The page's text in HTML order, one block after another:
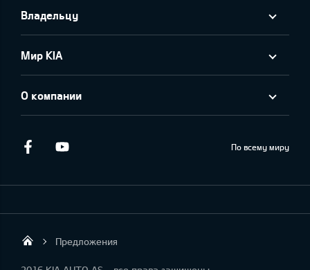
Владельцу
Мир KIA
О компании
Facebook По всему миру
KIA AUTO AS
Предложения